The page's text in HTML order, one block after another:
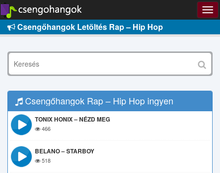
Csengőhangok Letöltés Rap – Hip Hop
Csengőhangok Rap – Hip Hop ingyen
TONIX HONIX – NÉZD MEG
466
BELANO – STARBOY
518